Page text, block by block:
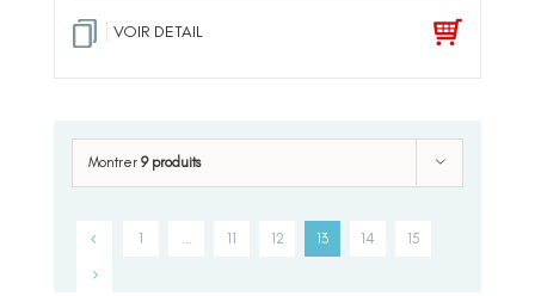
VOIR DETAIL
Montrer 9 produits
1 … 11 12 13 14 15